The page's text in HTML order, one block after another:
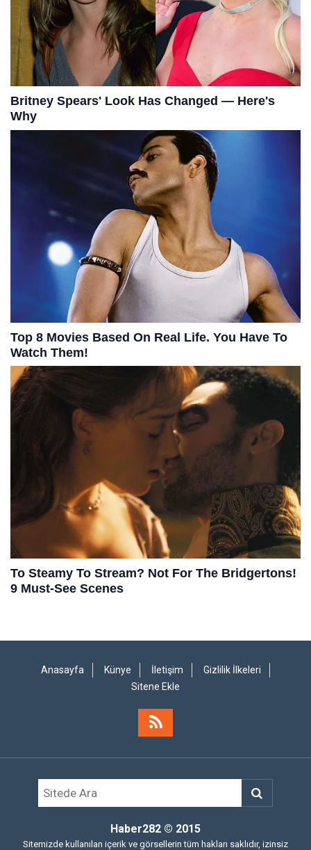
Anasayfa Künye İletişim
Gizlilik İlkeleri
Sitene Ekle
Haber282 © 2015
Sitemizde kullanılan içerik ve görsellerin tüm hakları saklıdır, izinsiz